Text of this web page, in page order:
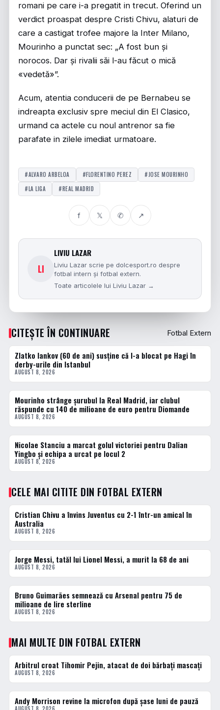
romani pe care i-a pregatit in trecut. Oferind un
verdict proaspat despre Cristi Chivu, alaturi de
care a castigat trofee majore la Inter Milano,
Mourinho a punctat sec: „A fost bun și
norocos. Dar și rivalii săi l-au făcut o mică
«vedetă»”.
Acum, atentia conducerii de pe Bernabeu se
indreapta exclusiv spre meciul din El Clasico,
urmand ca actele cu noul antrenor sa fie
parafate in zilele imediat urmatoare.
#ALVARO ARBELOA #FLORENTINO PEREZ
#JOSE MOURINHO
#LA LIGA
#REAL MADRID
f 𝕏 ✆ ↗
LI
LIVIU LAZAR
Liviu Lazar scrie pe dolcesport.ro despre
fotbal intern și fotbal extern.
Toate articolele lui Liviu Lazar →
CITEȘTE ÎN CONTINUARE Fotbal Extern
FOTBAL EXTERN
Zlatko Iankov (60 de ani) susține că l-a blocat pe Hagi în
derby-urile din Istanbul
AUGUST 8, 2026
FOTBAL EXTERN
Mourinho strânge șurubul la Real Madrid, iar clubul
răspunde cu 140 de milioane de euro pentru Diomande
AUGUST 8, 2026
FOTBAL EXTERN
Nicolae Stanciu a marcat golul victoriei pentru Dalian
Yingbo și echipa a urcat pe locul 2
AUGUST 8, 2026
CELE MAI CITITE DIN FOTBAL EXTERN
1 · TOP
Cristian Chivu a învins Juventus cu 2-1 într-un amical în
Australia
AUGUST 8, 2026
2 · TOP
Jorge Messi, tatăl lui Lionel Messi, a murit la 68 de ani
AUGUST 8, 2026
3 · TOP
Bruno Guimarães semnează cu Arsenal pentru 75 de
milioane de lire sterline
AUGUST 8, 2026
MAI MULTE DIN FOTBAL EXTERN
FOTBAL EXTERN
Arbitrul croat Tihomir Pejin, atacat de doi bărbați mascați
AUGUST 8, 2026
FOTBAL EXTERN
Andy Morrison revine la microfon după șase luni de pauză